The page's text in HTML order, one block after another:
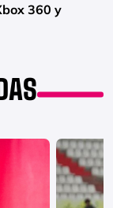
360 y